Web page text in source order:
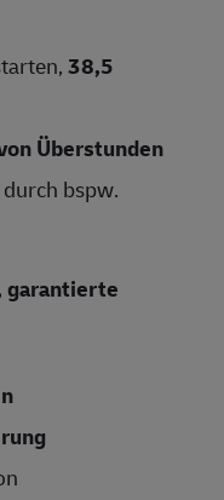
38,5
Überstunden
durch bspw.
garantierte